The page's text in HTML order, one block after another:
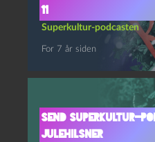
11
Superkultur-podcasten
For 7 år siden
Send Superkultur-
julehilsner